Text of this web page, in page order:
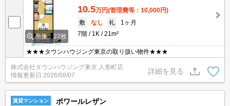
画像：22枚
10.5万円(管理費等：10,000円)
敷
なし 礼
1ヶ月
7階
1K 21m²
★★★タウンハウジング東京の取り扱い物件★★★
株式会社タウンハウジング東京 人形町店
情報更新日 2026/08/07
詳細を見る
賃貸マンション ポワールレザン